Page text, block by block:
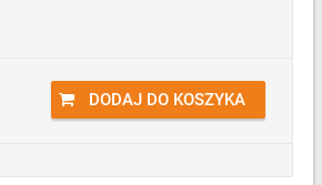
DODAJ DO KOSZYKA